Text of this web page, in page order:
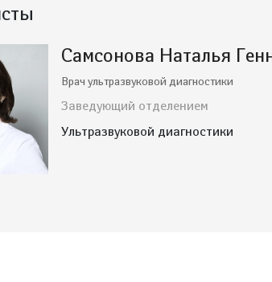
Самсонова Наталья
Врач ультразвуковой диагностики
Заведующий отделением
Ультразвуковой диагностики